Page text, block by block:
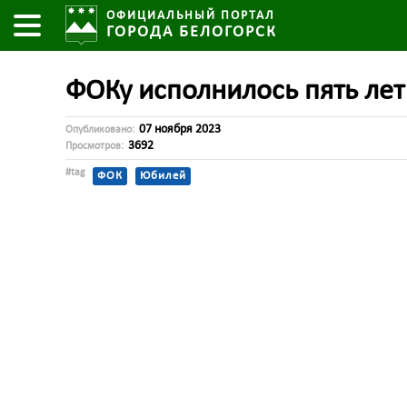
ОФИЦИАЛЬНЫЙ ПОРТАЛ
ГОРОДА БЕЛОГОРСК
ФОКу исполнилось пять лет
Опубликовано: 07 ноября 2023
Просмотров: 3692
#tag ФОК Юбилей